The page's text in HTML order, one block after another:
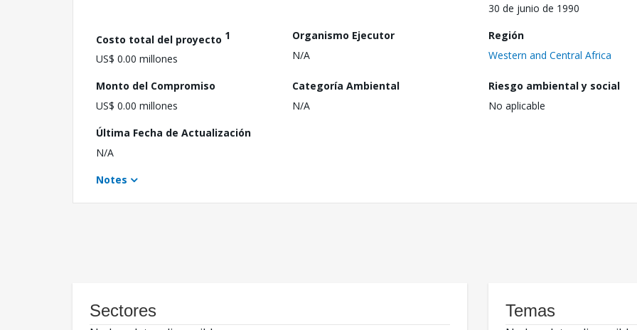
30 de junio de 1990
Costo total del proyecto 1
US$ 0.00 millones
Organismo Ejecutor
N/A
Región
Western and Central Africa
Monto del Compromiso
US$ 0.00 millones
Categoría Ambiental
N/A
Riesgo ambiental y social
No aplicable
Última Fecha de Actualización
N/A
Notes
Sectores Temas